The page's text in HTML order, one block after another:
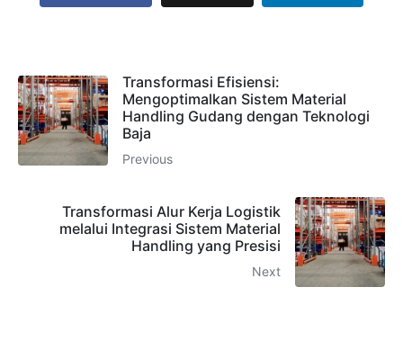
Transformasi Efisiensi:
Mengoptimalkan Sistem Material
Handling Gudang dengan Teknologi
Baja
Previous
Transformasi Alur Kerja Logistik
melalui Integrasi Sistem Material
Handling yang Presisi
Next
62811893101